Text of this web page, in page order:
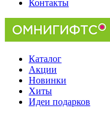
Контакты
Каталог
Акции
Новинки
Хиты
Идеи подарков